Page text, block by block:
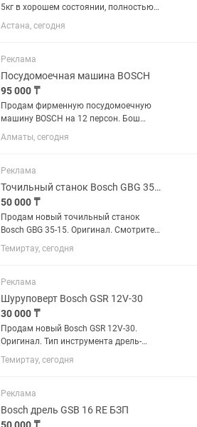
5кг в хорошем состоянии, полностью
рабочая все режимы работают
Астана, сегодня
Реклама
Посудомоечная машина BOSCH
95 000 ₸
Продам фирменную посудомоечную
машину BOSCH на 12 персон. Бош
настоящий- не Китай. Состояние
идеальное. Пользовались совсем не
Включает в себя 5 режимов мойки с...
Алматы, сегодня
Реклама
Точильный станок Bosch GBG 35-15
50 000 ₸
Продам новый точильный станок
Bosch GBG 35-15. Оригинал. Смотрите
еще мои объявления.
Темиртау, сегодня
Реклама
Шуруповерт Bosch GSR 12V-30
30 000 ₸
Продам новый Bosch GSR 12V-30.
Оригинал. Тип инструмента дрель-
шуруповерт Тип патрона
быстрозажимной Количество
0.8 – 10 мм Максимальное число
оборотов холостого...
Темиртау, сегодня
Реклама
Bosch дрель GSB 16 RE БЗП